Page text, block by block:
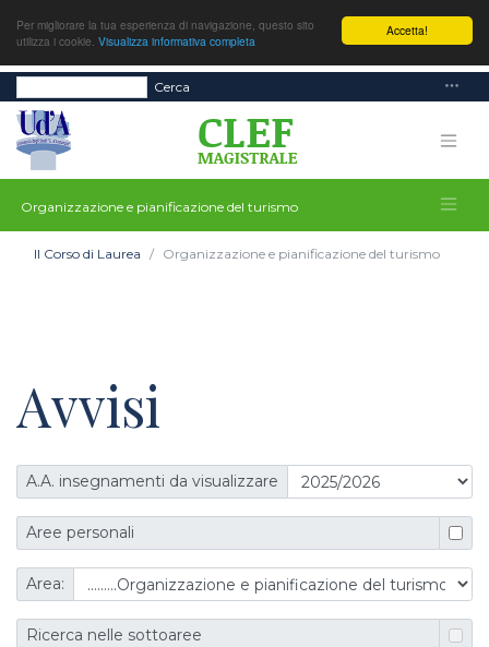
Accetta!
Per migliorare la tua esperienza di navigazione, questo sito
utilizza i cookie. Visualizza informativa completa
Cerca
Organizzazione e pianificazione del turismo
Il Corso di Laurea Organizzazione e pianificazione del turismo
Avvisi
A.A. insegnamenti da visualizzare
Aree personali
Area:
Ricerca nelle sottoaree